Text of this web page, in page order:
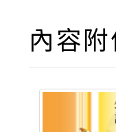
內容